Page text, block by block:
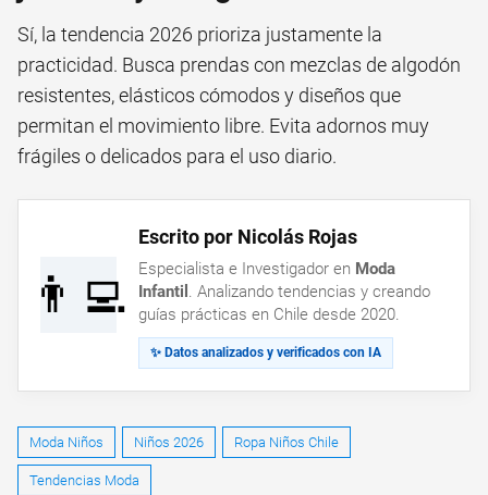
Sí, la tendencia 2026 prioriza justamente la
practicidad. Busca prendas con mezclas de algodón
resistentes, elásticos cómodos y diseños que
permitan el movimiento libre. Evita adornos muy
frágiles o delicados para el uso diario.
👨‍💻
Escrito por Nicolás Rojas
Especialista e Investigador en Moda
Infantil . Analizando tendencias y creando
guías prácticas en Chile desde 2020.
✨ Datos analizados y verificados con IA
Moda Niños Niños 2026 Ropa Niños Chile
Tendencias Moda